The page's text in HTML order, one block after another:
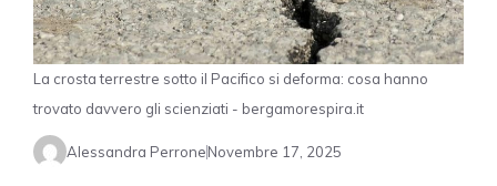
La crosta terrestre sotto il Pacifico si deforma: cosa hanno
trovato davvero gli scienziati - bergamorespira.it
Alessandra PerroneNovembre 17, 2025